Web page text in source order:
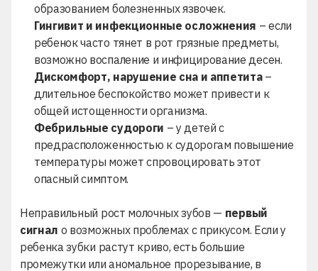
образованием болезненных язвочек.
Гингивит и инфекционные осложнения – если
ребенок часто тянет в рот грязные предметы,
возможно воспаление и инфицирование десен.
Дискомфорт, нарушение сна и аппетита–
длительное беспокойство может привести к
общей истощенности организма.
Фебрильные судороги – у детей с
предрасположенностью к судорогам повышение
температуры может спровоцировать этот
опасный симптом.
Неправильный рост молочных зубов — первый
сигнал о возможных проблемах с прикусом. Если у
ребенка зубки растут криво, есть большие
промежутки или аномальное прорезывание, в